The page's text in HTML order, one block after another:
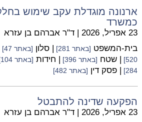
ארנונה מוגדלת עקב שימוש
כמשרד
23 אפריל, 2026 | ד"ר אברהם בן עזרא
בית-המשפט [באתר 281] | סלון [באתר 47]
520]
| שטח [באתר 396] | חידות [באתר 104]
284]
| פסק דין [באתר 482]
הפקעה שדינה להתבטל
23 אפריל, 2026 | ד"ר אברהם בן עזרא